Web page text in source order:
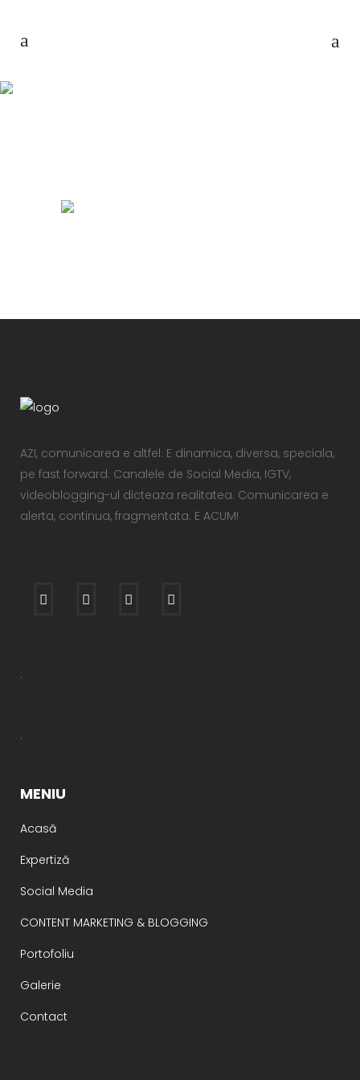
AZI, comunicarea e altfel. E dinamica, diversa, speciala,
pe fast forward. Canalele de Social Media, IGTV,
videoblogging-ul dicteaza realitatea. Comunicarea e
alerta, continua, fragmentata. E ACUM!
.
.
MENIU
Acasă
Expertiză
Social Media
CONTENT MARKETING & BLOGGING
Portofoliu
Galerie
Contact